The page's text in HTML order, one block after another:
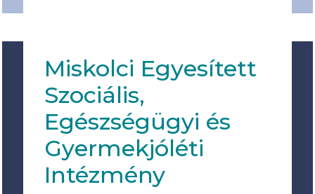
Miskolci Egyesített
Szociális,
Egészségügyi és
Gyermekjóléti
Intézmény